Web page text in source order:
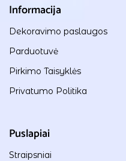
Informacija
Dekoravimo paslaugos
Parduotuvė
Pirkimo Taisyklės
Privatumo Politika
Puslapiai
Straipsniai